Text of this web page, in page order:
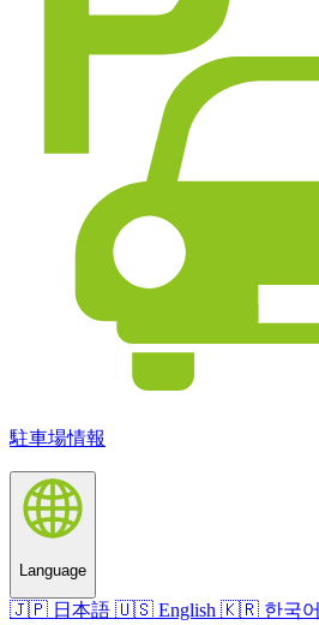
駐車場情報
Language
🇯🇵 日本語 🇺🇸 English 🇰🇷 한국어